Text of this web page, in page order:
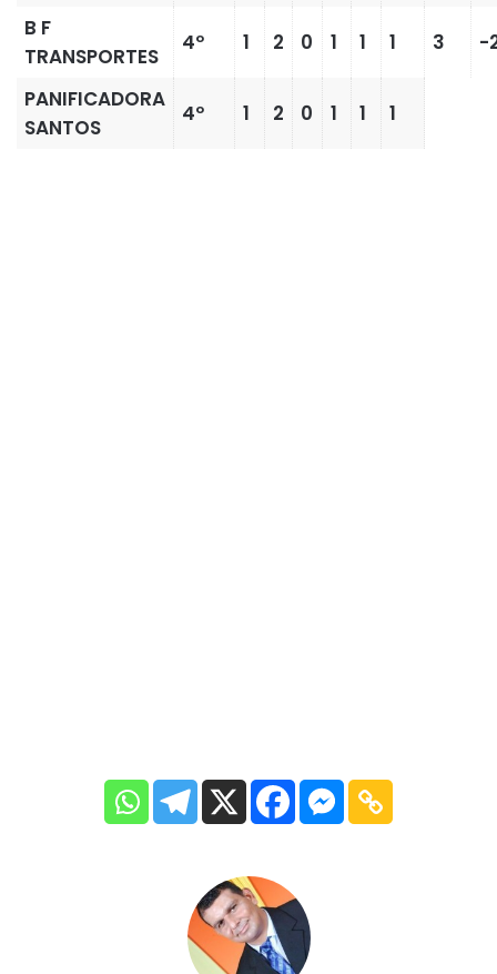
B F
TRANSPORTES
4º 1 2 0 1 1 1 3 -
PANIFICADORA
SANTOS
4º 1 2 0 1 1 1